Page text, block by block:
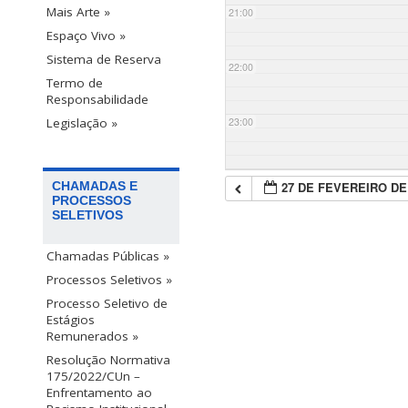
Mais Arte »
Espaço Vivo »
Sistema de Reserva
Termo de
Responsabilidade
Legislação »
CHAMADAS E
PROCESSOS
SELETIVOS
Chamadas Públicas »
Processos Seletivos »
Processo Seletivo de
Estágios
Remunerados »
Resolução Normativa
175/2022/CUn –
Enfrentamento ao
21:00
22:00
23:00
27 DE FEVEREIRO